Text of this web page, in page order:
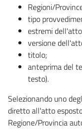
Regioni/
tipo
estremi
versione
titolo;
anteprima del
testo).
Selezionando uno
diretto all'atto
Regione/Provincia